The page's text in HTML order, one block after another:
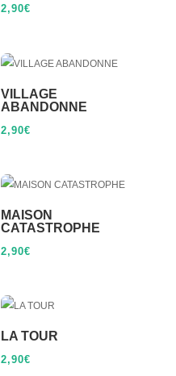
2,90€
VILLAGE
ABANDONNE
2,90€
MAISON
CATASTROPHE
2,90€
LA TOUR
2,90€